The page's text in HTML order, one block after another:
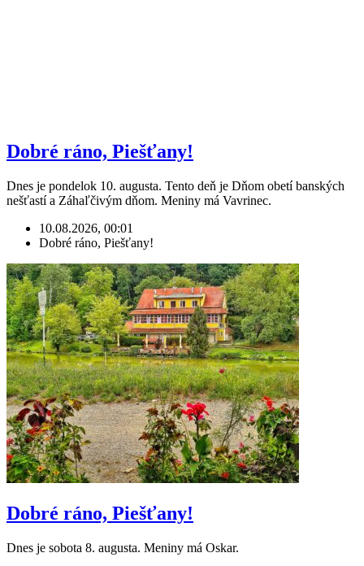
Dobré ráno, Piešťany!
Dnes je pondelok 10. augusta. Tento deň je Dňom obetí banských
nešťastí a Záhaľčivým dňom. Meniny má Vavrinec.
10.08.2026, 00:01
Dobré ráno, Piešťany!
Dobré ráno, Piešťany!
Dnes je sobota 8. augusta. Meniny má Oskar.